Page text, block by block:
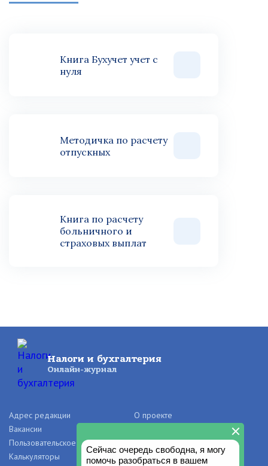
Книга Бухучет учет с
нуля
Методичка по расчету
отпускных
Книга по расчету
больничного и
страховых выплат
Налоги и бухгалтерия
Онлайн-журнал
Адрес редакции
О проекте
Вакансии
Пользовательское соглашение
Правила и авторские права
Калькуляторы